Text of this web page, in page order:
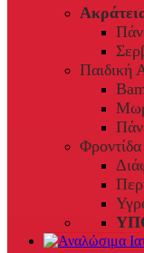
Παιδική
Φροντίδα